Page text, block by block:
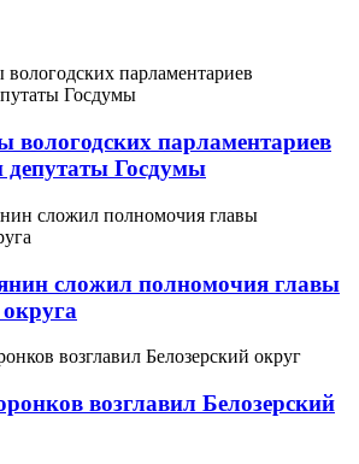
вологодских парламентариев
депутаты Госдумы
сложил полномочия главы
возглавил Белозерский